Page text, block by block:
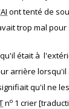
AI ont tenté de
trop mal
était à
arrière
qu'il ne
no 1 crier